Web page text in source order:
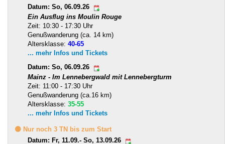
Datum: So, 06.09.26
Ein Ausflug ins Moulin Rouge
Zeit: 10:30 - 17:30 Uhr
Genußwanderung (ca. 14 km)
Altersklasse: 40-65
... mehr Infos und Tickets
Datum: So, 06.09.26
Mainz - Im Lennebergwald mit Lennebergturm
Zeit: 11:00 - 17:30 Uhr
Genußwanderung (ca.16 km)
Altersklasse: 35-55
... mehr Infos und Tickets
🟡 Nur noch 3 TN bis zum Start
Datum: Fr, 11.09.- So, 13.09.26